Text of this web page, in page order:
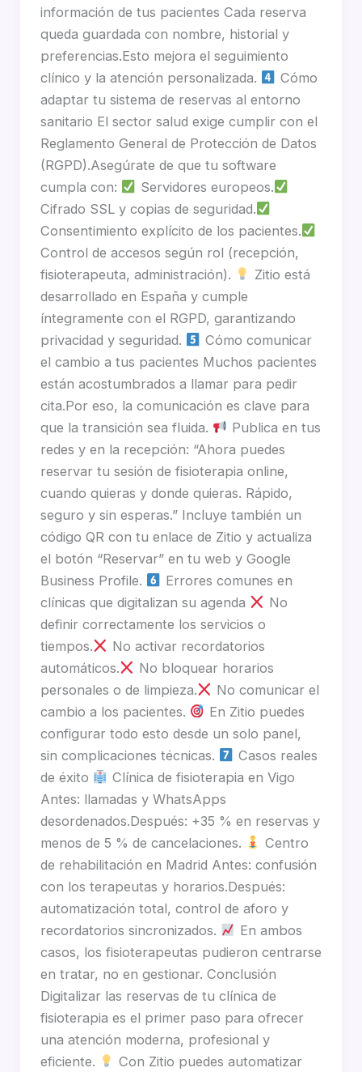
información de tus pacientes Cada reserva
queda guardada con nombre, historial y
preferencias.Esto mejora el seguimiento
clínico y la atención personalizada.
Cómo
adaptar tu sistema de reservas al entorno
sanitario El sector salud exige cumplir con el
Reglamento General de Protección de Datos
(RGPD).Asegúrate de que tu software
cumpla con:
Servidores europeos.
Cifrado SSL y copias de seguridad.
Consentimiento explícito de los pacientes.
Control de accesos según rol (recepción,
fisioterapeuta, administración).
Zitio está
desarrollado en España y cumple
íntegramente con el RGPD, garantizando
privacidad y seguridad.
Cómo comunicar
el cambio a tus pacientes Muchos pacientes
están acostumbrados a llamar para pedir
cita.Por eso, la comunicación es clave para
que la transición sea fluida.
Publica en tus
redes y en la recepción: “Ahora puedes
reservar tu sesión de fisioterapia online,
cuando quieras y donde quieras. Rápido,
seguro y sin esperas.” Incluye también un
código QR con tu enlace de Zitio y actualiza
el botón “Reservar” en tu web y Google
Business Profile.
Errores comunes en
clínicas que digitalizan su agenda
No
definir correctamente los servicios o
tiempos.
No activar recordatorios
automáticos.
No bloquear horarios
personales o de limpieza.
No comunicar el
cambio a los pacientes.
En Zitio puedes
configurar todo esto desde un solo panel,
sin complicaciones técnicas.
Casos reales
de éxito
Clínica de fisioterapia en Vigo
Antes: llamadas y WhatsApps
desordenados.Después: +35 % en reservas y
menos de 5 % de cancelaciones.
Centro
de rehabilitación en Madrid Antes: confusión
con los terapeutas y horarios.Después:
automatización total, control de aforo y
recordatorios sincronizados.
En ambos
casos, los fisioterapeutas pudieron centrarse
en tratar, no en gestionar. Conclusión
Digitalizar las reservas de tu clínica de
fisioterapia es el primer paso para ofrecer
una atención moderna, profesional y
eficiente.
Con Zitio puedes automatizar